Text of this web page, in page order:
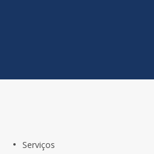
Serviços